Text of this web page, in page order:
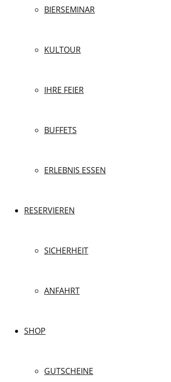
BIERSEMINAR
KULTOUR
IHRE FEIER
BUFFETS
ERLEBNIS ESSEN
RESERVIEREN
SICHERHEIT
ANFAHRT
SHOP
GUTSCHEINE